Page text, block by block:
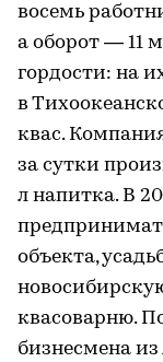
восемь
а оборот — 11
гордости: на
в
квас.
за сутки
л напитка. В
объекта,
квасоварню.
бизнесмена